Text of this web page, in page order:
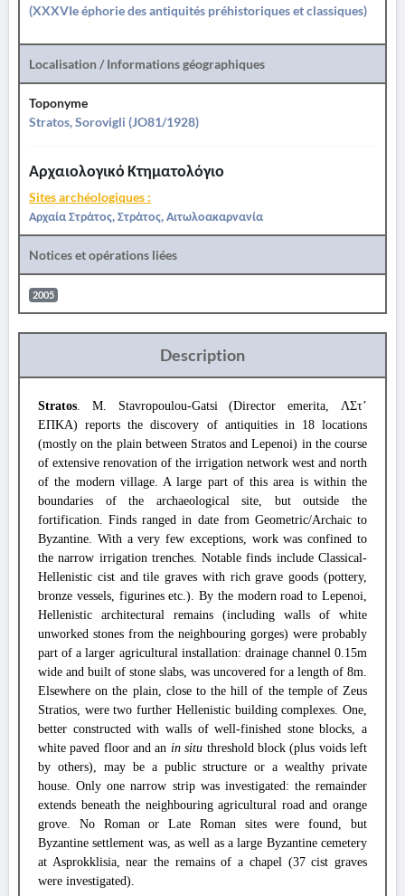
(XXXVIe éphorie des antiquités préhistoriques et classiques)
Localisation / Informations géographiques
Toponyme
Stratos, Sorovigli (JO81/1928)
Αρχαιολογικό Κτηματολόγιο
Sites archéologiques :
Αρχαία Στράτος, Στράτος, Αιτωλοακαρνανία
Notices et opérations liées
2005
Description
Stratos. M. Stavropoulou-Gatsi (Director emerita, ΛΣτ’
ΕΠΚΑ) reports the discovery of antiquities in 18 locations
(mostly on the plain between Stratos and Lepenoi) in the course
of extensive renovation of the irrigation network west and north
of the modern village. A large part of this area is within the
boundaries of the archaeological site, but outside the
fortification. Finds ranged in date from Geometric/Archaic to
Byzantine. With a very few exceptions, work was confined to
the narrow irrigation trenches. Notable finds include Classical-
Hellenistic cist and tile graves with rich grave goods (pottery,
bronze vessels, figurines etc.). By the modern road to Lepenoi,
Hellenistic architectural remains (including walls of white
unworked stones from the neighbouring gorges) were probably
part of a larger agricultural installation: drainage channel 0.15m
wide and built of stone slabs, was uncovered for a length of 8m.
Elsewhere on the plain, close to the hill of the temple of Zeus
Stratios, were two further Hellenistic building complexes. One,
better constructed with walls of well-finished stone blocks, a
white paved floor and an in situ threshold block (plus voids left
by others), may be a public structure or a wealthy private
house. Only one narrow strip was investigated: the remainder
extends beneath the neighbouring agricultural road and orange
grove. No Roman or Late Roman sites were found, but
Byzantine settlement was, as well as a large Byzantine cemetery
at Asprokklisia, near the remains of a chapel (37 cist graves
were investigated).